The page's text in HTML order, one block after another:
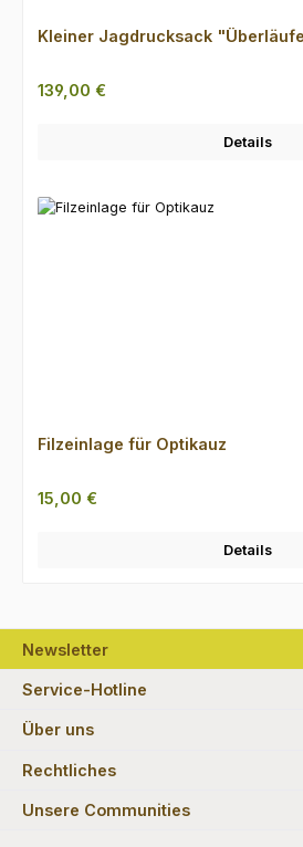
Kleiner Jagdrucksack
Regulärer Preis:
139,00 €
Details
Filzeinlage für Optikauz
Regulärer Preis:
15,00 €
Details
Newsletter
Service-Hotline
Über uns
Rechtliches
Unsere Communities